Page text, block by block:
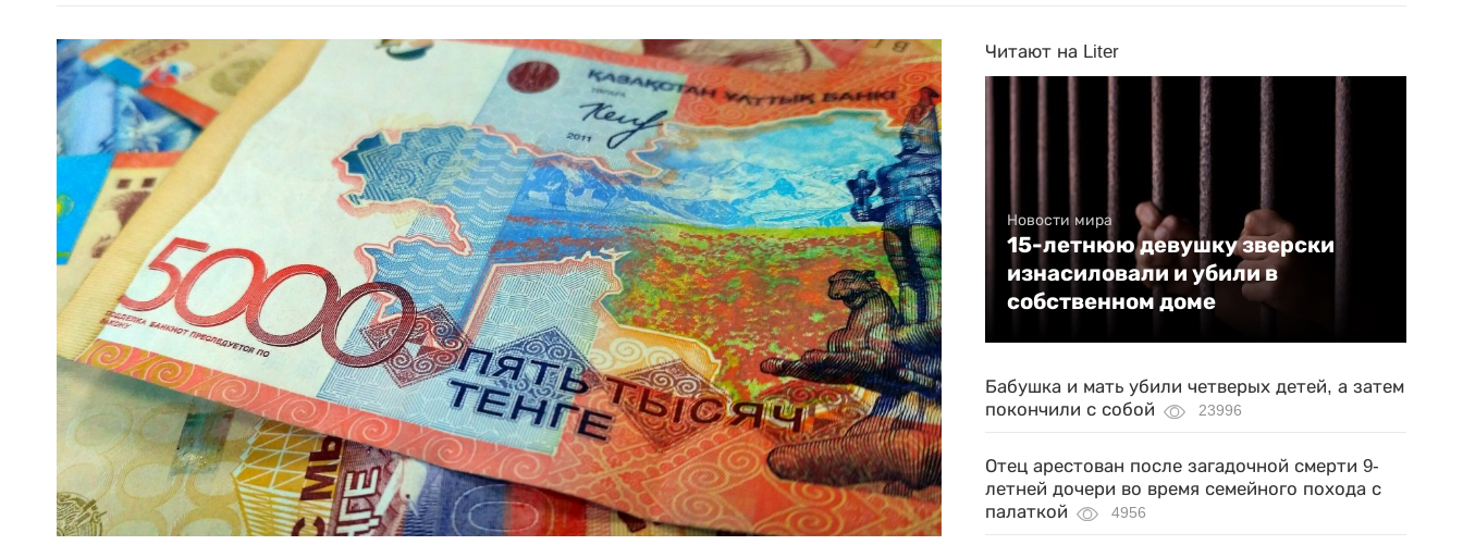
Читают на Liter
Новости мира
15-летнюю девушку зверски
изнасиловали и убили в
собственном доме
Бабушка и мать убили четверых детей, а затем
покончили с собой
23996
Отец арестован после загадочной смерти 9-
летней дочери во время семейного похода с
палаткой
4956